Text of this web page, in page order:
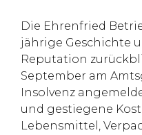
Die Ehrenfried
jährige Geschichte
Reputation
September am
Insolvenz
und gestiegene
Lebensmittel,